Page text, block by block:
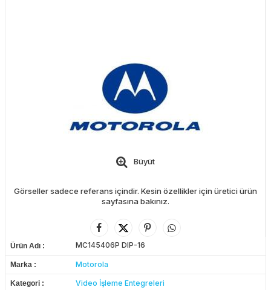
Büyüt
Görseller sadece referans içindir. Kesin özellikler için üretici ürün
sayfasına bakınız.
Ürün Adı MC145406P DIP-16
Marka Motorola
Kategori Video İşleme Entegreleri